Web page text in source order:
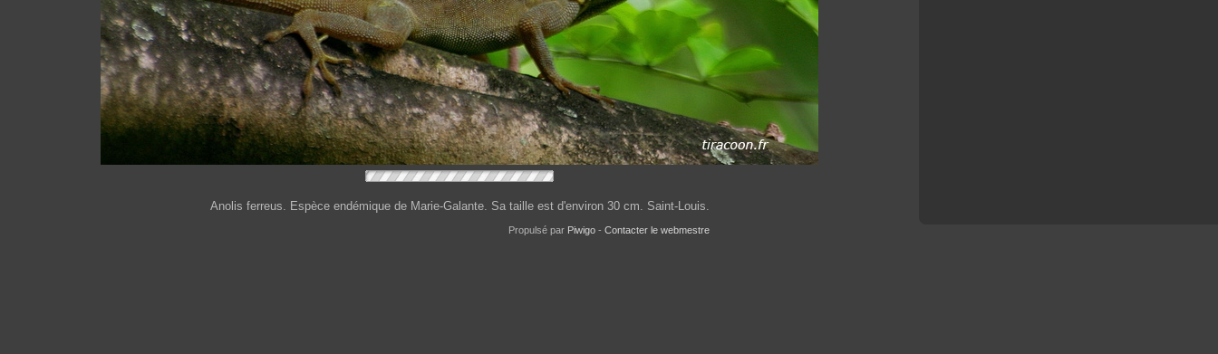
Anolis ferreus. Espèce endémique de Marie-Galante. Sa taille est d'environ 30 cm. Saint-Louis.
Propulsé par Piwigo - Contacter le webmestre